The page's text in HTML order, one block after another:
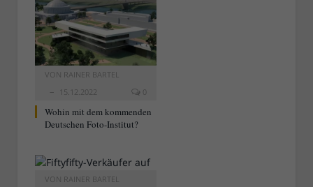
VON RAINER BARTEL
15.12.2022
0
Wohin mit dem kommenden
Deutschen Foto-Institut?
VON RAINER BARTEL